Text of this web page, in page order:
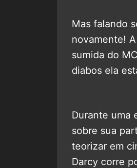
Mas falando
novamente!
sumida do
diabos ela
Durante uma
sobre sua
teorizar em
Darcy corre